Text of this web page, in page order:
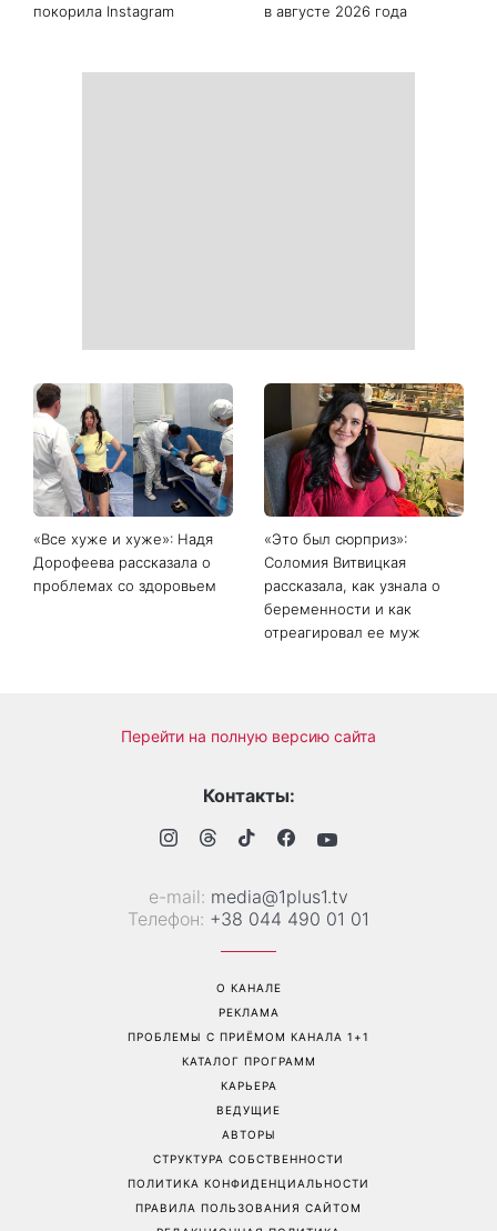
покорила Instagram
в августе 2026 года
«Все хуже и хуже»: Надя
Дорофеева рассказала о
проблемах со здоровьем
«Это был сюрприз»:
Соломия Витвицкая
рассказала, как узнала о
беременности и как
отреагировал ее муж
Перейти на полную версию сайта
Контакты:
е-mail: media@1plus1.tv
Телефон: +38 044 490 01 01
О КАНАЛЕ
РЕКЛАМА
ПРОБЛЕМЫ С ПРИЁМОМ КАНАЛА 1+1
КАТАЛОГ ПРОГРАММ
КАРЬЕРА
ВЕДУЩИЕ
АВТОРЫ
СТРУКТУРА СОБСТВЕННОСТИ
ПОЛИТИКА КОНФИДЕНЦИАЛЬНОСТИ
ПРАВИЛА ПОЛЬЗОВАНИЯ САЙТОМ